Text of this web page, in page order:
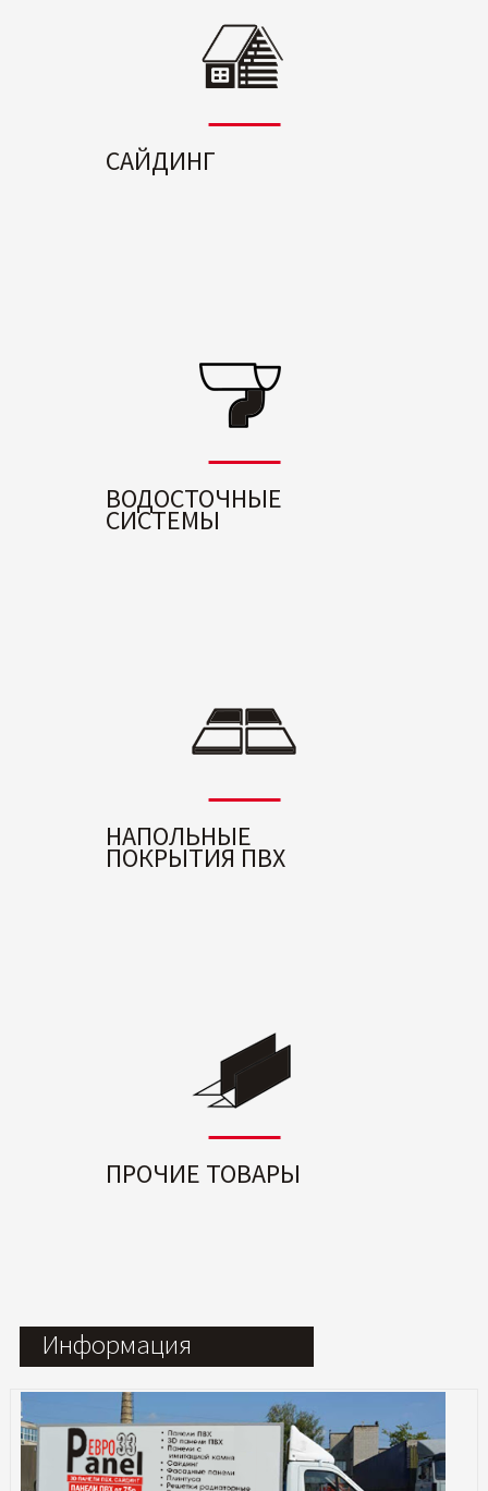
САЙДИНГ
ВОДОСТОЧНЫЕ
СИСТЕМЫ
НАПОЛЬНЫЕ
ПОКРЫТИЯ ПВХ
ПРОЧИЕ ТОВАРЫ
Информация